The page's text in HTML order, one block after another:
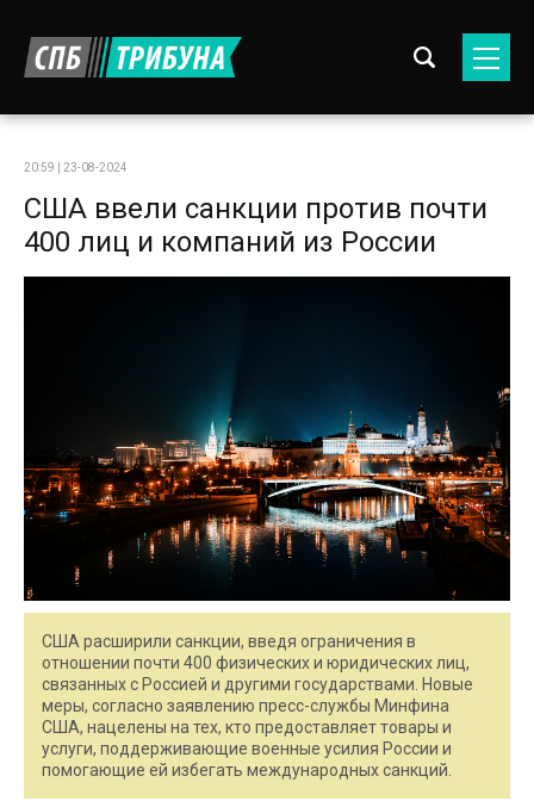
20:59 | 23-08-2024
США ввели санкции против почти
400 лиц и компаний из России
США расширили санкции, введя ограничения в
отношении почти 400 физических и юридических лиц,
связанных с Россией и другими государствами. Новые
меры, согласно заявлению пресс-службы Минфина
США, нацелены на тех, кто предоставляет товары и
услуги, поддерживающие военные усилия России и
помогающие ей избегать международных санкций.